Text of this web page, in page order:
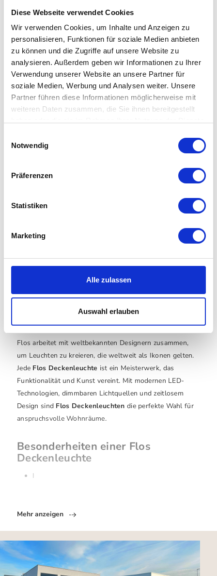
Diese Webseite verwendet Cookies
Wir verwenden Cookies, um Inhalte und Anzeigen zu
personalisieren, Funktionen für soziale Medien anbieten
zu können und die Zugriffe auf unsere Website zu
analysieren. Außerdem geben wir Informationen zu Ihrer
Verwendung unserer Website an unsere Partner für
soziale Medien, Werbung und Analysen weiter. Unsere
Partner führen diese Informationen möglicherweise mit
weiteren Daten zusammen, die Sie ihnen bereitgestellt
Datenschutzerklärung
Notwendig
Präferenzen
Statistiken
Marketing
Alle zulassen
Auswahl erlauben
Ab774,00 € Ab441,00 €
Flos Deckenleuchten – Lichtdesign
für moderne Räume
Die MarkeFlos steht für italienische Lichtkunst und
avantgardistisches Design. Mit einerFlos Deckenleuchte
holen Sie sich nicht nur eine Lichtquelle, sondern ein
architektonisches Element in Ihr Zuhause. Ob als zentrale
Beleuchtung im Wohnbereich oder als stilvolle Lösung
für Flur und Küche – Flos Deckenleuchten vereinen
wählen?
und prägen die Atmosphäre eines Raumes. Die
Modelle
Materialien und innovative Lichttechnik. Sie bieten
gleichzeitig ein Design-Statement, das Ihr Interieur
aufwertet.
Design trifft Innovation
Flos arbeitet mit weltbekannten Designern zusammen,
um Leuchten zu kreieren, die weltweit als Ikonen gelten.
Jede Flos Deckenleuchte ist ein Meisterwerk, das
Funktionalität und Kunst vereint. Mit modernen LED-
Technologien, dimmbaren Lichtquellen und zeitlosem
Design sind Flos Deckenleuchten die perfekte Wahl für
anspruchsvolle Wohnräume.
Besonderheiten einer Flos
Deckenleuchte
I
Mehr anzeigen